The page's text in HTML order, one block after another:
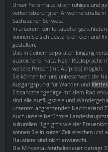
Unser Ferienhaus ist ein ruhiges und
verkehrsberuhigten Anwohnerstraße
Sächsischen Schweiz.
In unserem komfortabel
können Sie sich bestens erholen und
gestalten.
Das mit einem separaten Eingang
ausreichend Platz. Nach Rücksprache
weitere Person (mit Aufpreis) möglich.
Sie können bei uns unbeschwert die
Ausgangspunkt für Wander-und
Elbsandsteingebirge mit dem Rad
sind alle Ausflugsziele und
unserem angrenzenden Nachbarland
Auch unsere berühmte
kulturellen Highlights wie der
können Sie in kurzer Zeit ereichen und
Haustiere sind nicht erwünscht.
Die Mindestaufenthaltsdauer beträgt 3